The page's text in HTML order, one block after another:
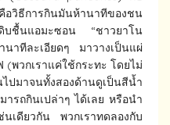
อวิธีการกินมันห้านาทีของชน
ดิบชื้นแอมะซอน “ชาวยาโน
าทีละเอียดๆ มาวางเป็นแผ่
พวกเราแค่ใช้กระทะ โดยไม่
มาจนทั้งสองด้านดูเป็นสีน้ำ
รถกินเปล่าๆ ได้เลย หรือนำ
เดียวกัน พวกเราทดลองกับ